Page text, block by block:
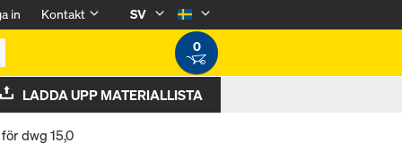
in Kontakt
SV
0
LADDA UPP MATERIALLISTA
dwg 15,0